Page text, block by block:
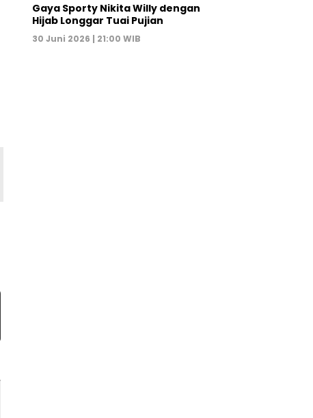
Gaya Sporty Nikita Willy dengan
Hijab Longgar Tuai Pujian
30 Juni 2026 | 21:00 WIB